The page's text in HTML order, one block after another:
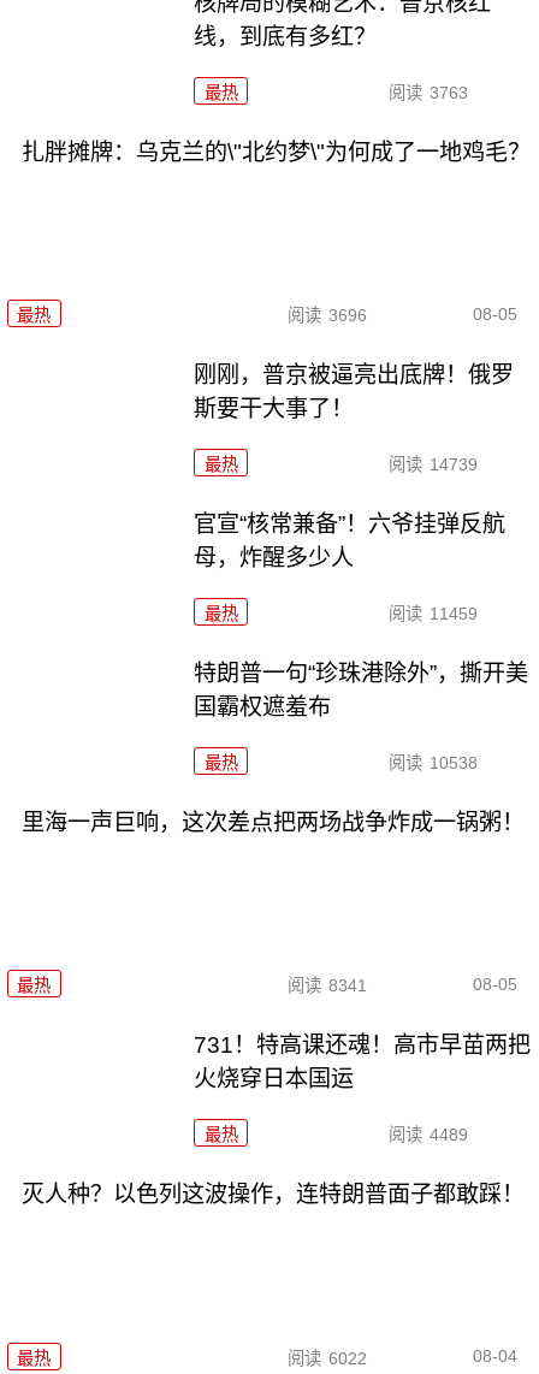
线，到底有多红？
最热 阅读 3763
扎胖摊牌：乌克兰的\"北约梦\"为何成了一地鸡毛？
最热 阅读 3696 08-05
刚刚，普京被逼亮出底牌！俄罗
斯要干大事了！
最热 阅读 14739
官宣“核常兼备”！六爷挂弹反航
母，炸醒多少人
最热 阅读 11459
特朗普一句“珍珠港除外”，撕开美
国霸权遮羞布
最热 阅读 10538
里海一声巨响，这次差点把两场战争炸成一锅粥！
最热 阅读 8341 08-05
731！特高课还魂！高市早苗两把
火烧穿日本国运
最热 阅读 4489
灭人种？以色列这波操作，连特朗普面子都敢踩！
最热 阅读 6022 08-04